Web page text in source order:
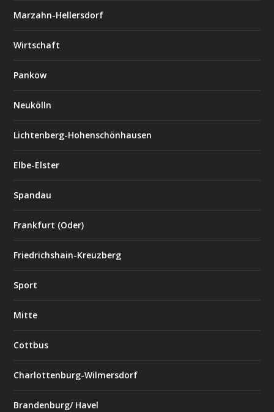
Marzahn-Hellersdorf
Wirtschaft
Pankow
Neukölln
Lichtenberg-Hohenschönhausen
Elbe-Elster
Spandau
Frankfurt (Oder)
Friedrichshain-Kreuzberg
Sport
Mitte
Cottbus
Charlottenburg-Wilmersdorf
Brandenburg/ Havel